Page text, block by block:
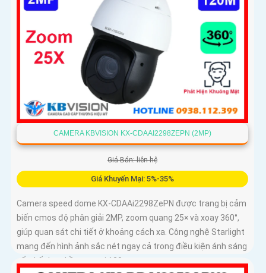
CAMERA KBVISION KX-CDAAI2298ZEPN (2MP)
Giá Bán: liên hệ
Giá Khuyến Mại: 5%-35%
Camera speed dome KX-CDAAi2298ZePN được trang bị cảm
biến cmos độ phân giải 2MP, zoom quang 25× và xoay 360°,
giúp quan sát chi tiết ở khoảng cách xa. Công nghệ Starlight
mang đến hình ảnh sắc nét ngay cả trong điều kiện ánh sáng
yếu, kết hợp hồng ngoại 120m